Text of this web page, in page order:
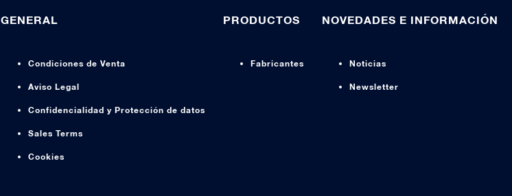
GENERAL
Condiciones de Venta
Aviso Legal
Confidencialidad y Protección de datos
Sales Terms
Cookies
PRODUCTOS
Fabricantes
NOVEDADES E INFORMACIÓN
Noticias
Newsletter